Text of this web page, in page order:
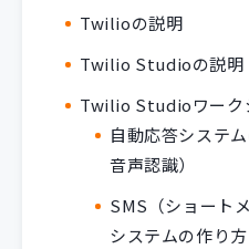
Twilioの説明
Twilio Studioの説明
Twilio Studioワーク
自動応答システ
音声認識）
SMS（ショート
システムの作り方